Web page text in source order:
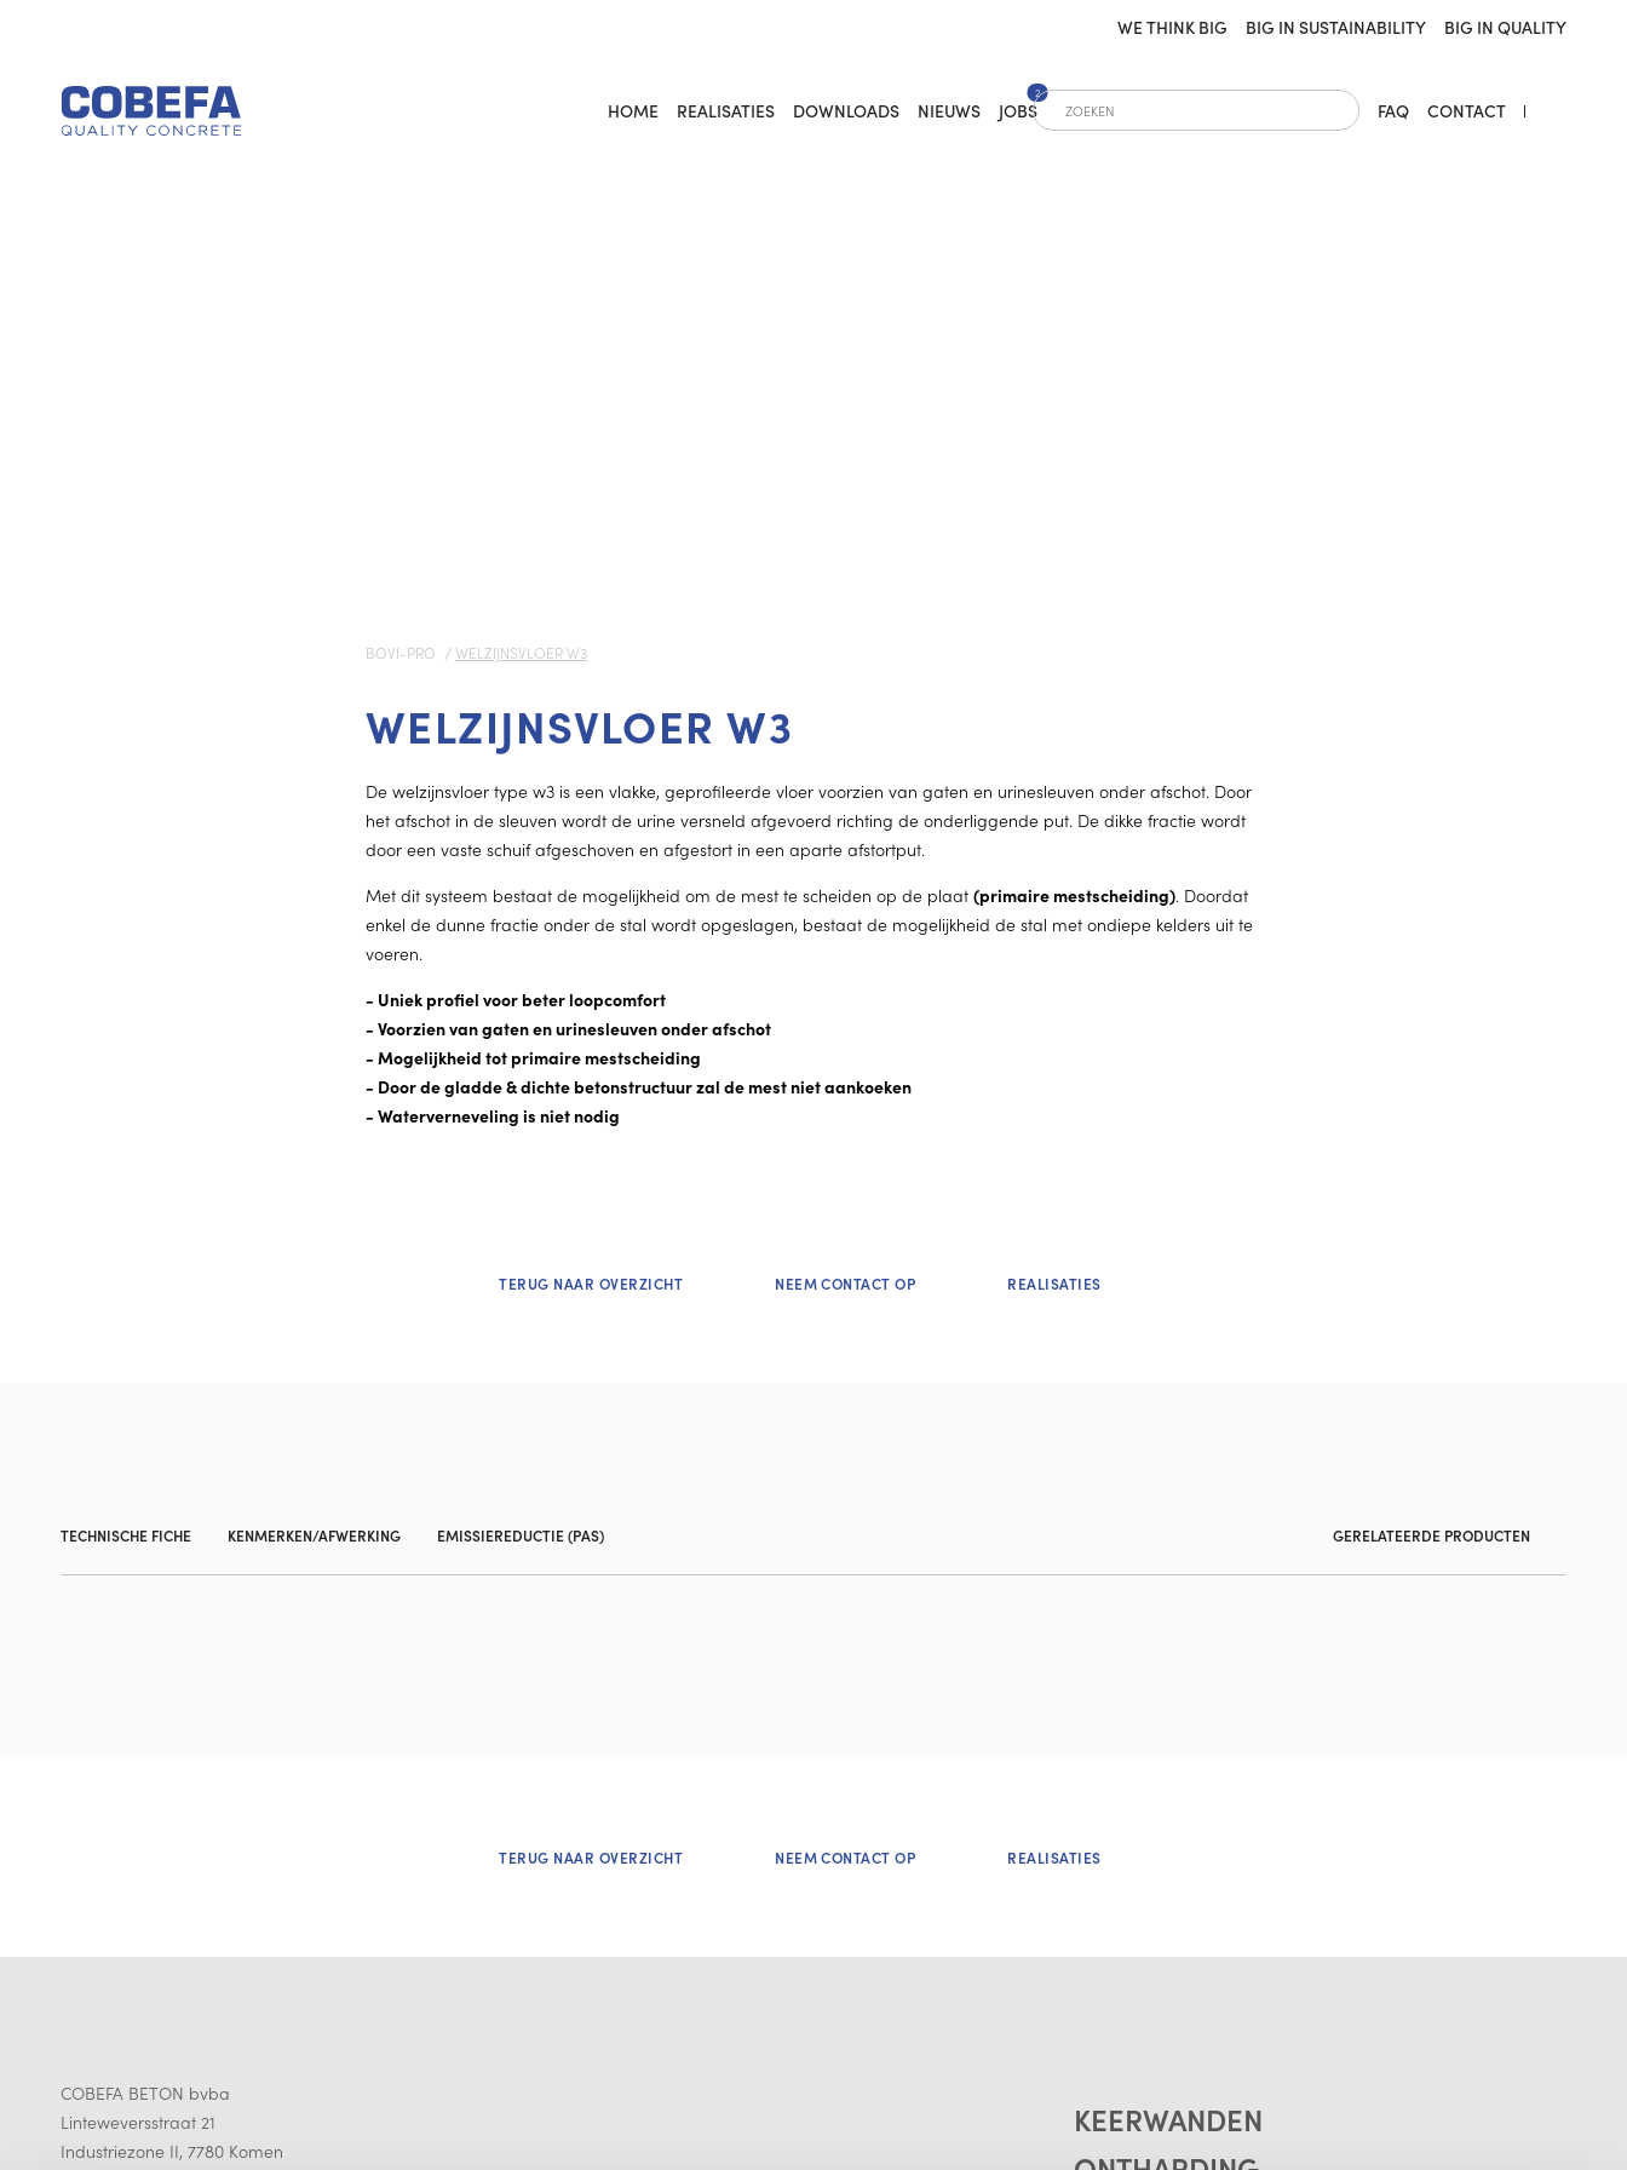
WE THINK BIG BIG IN SUSTAINABILITY BIG IN QUALITY
HOME REALISATIES DOWNLOADS NIEUWS JOBS
2
FAQ CONTACT
BOVI-PRO WELZIJNSVLOER W3
WELZIJNSVLOER W3
De welzijnsvloer type w3 is een vlakke, geprofileerde vloer voorzien van gaten en urinesleuven onder afschot. Door
het afschot in de sleuven wordt de urine versneld afgevoerd richting de onderliggende put. De dikke fractie wordt
door een vaste schuif afgeschoven en afgestort in een aparte afstortput.
Met dit systeem bestaat de mogelijkheid om de mest te scheiden op de plaat (primaire mestscheiding). Doordat
enkel de dunne fractie onder de stal wordt opgeslagen, bestaat de mogelijkheid de stal met ondiepe kelders uit te
voeren.
- Uniek profiel voor beter loopcomfort
- Voorzien van gaten en urinesleuven onder afschot
- Mogelijkheid tot primaire mestscheiding
- Door de gladde & dichte betonstructuur zal de mest niet aankoeken
- Waterverneveling is niet nodig
TERUG NAAR OVERZICHT NEEM CONTACT OP REALISATIES
TECHNISCHE FICHE KENMERKEN/AFWERKING EMISSIEREDUCTIE (PAS) GERELATEERDE PRODUCTEN
TERUG NAAR OVERZICHT NEEM CONTACT OP REALISATIES
COBEFA BETON bvba
Linteweversstraat 21
Industriezone II, 7780 Komen
KEERWANDEN